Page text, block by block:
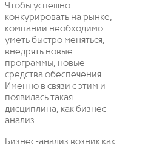
Чтобы успешно
конкурировать на рынке,
компании необходимо
уметь быстро меняться,
внедрять новые
программы, новые
средства обеспечения.
Именно в связи с этим и
появилась такая
дисциплина, как бизнес-
анализ.
Бизнес-анализ возник как